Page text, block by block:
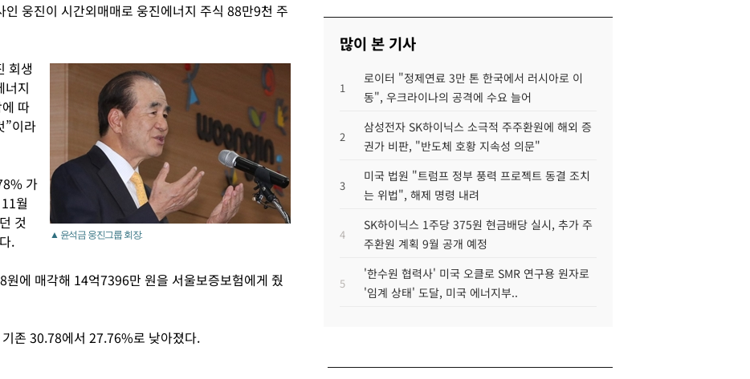
웅진이 시간외매매로 웅진에너지 주식 88만9천 주
▲ 윤석금 웅진그룹 회장.
회생
너지
따
”이라
가
월
것
.
에 매각해 14억7396만 원을 서울보증보험에게 줬
존 30.78에서 27.76%로 낮아졌다.
많이 본 기사
1
로이터 "정제연료 3만 톤 한국에서 러시아로 이
동", 우크라이나의 공격에 수요 늘어
2
삼성전자 SK하이닉스 소극적 주주환원에 해외 증
권가 비판, "반도체 호황 지속성 의문"
3
미국 법원 "트럼프 정부 풍력 프로젝트 동결 조치
는 위법", 해제 명령 내려
4
SK하이닉스 1주당 375원 현금배당 실시, 추가 주
주환원 계획 9월 공개 예정
5
'한수원 협력사' 미국 오클로 SMR 연구용 원자로
'임계 상태' 도달, 미국 에너지부..